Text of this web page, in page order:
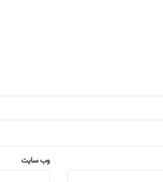
وب‌ سایت